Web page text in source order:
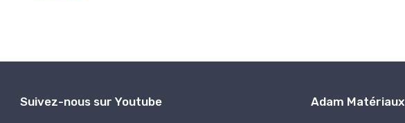
Suivez-nous sur Youtube Adam Matériaux